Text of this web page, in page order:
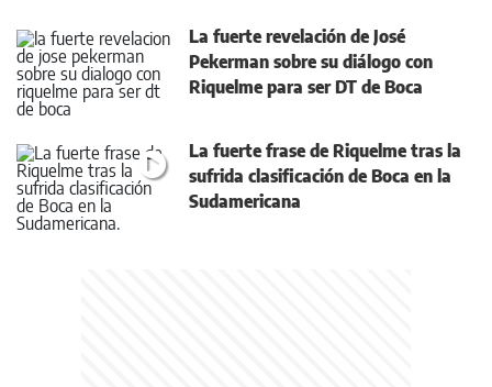
La fuerte revelación de José
Pekerman sobre su diálogo con
Riquelme para ser DT de Boca
La fuerte frase de Riquelme tras la
sufrida clasificación de Boca en la
Sudamericana